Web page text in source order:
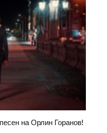
на Орлин Горанов!